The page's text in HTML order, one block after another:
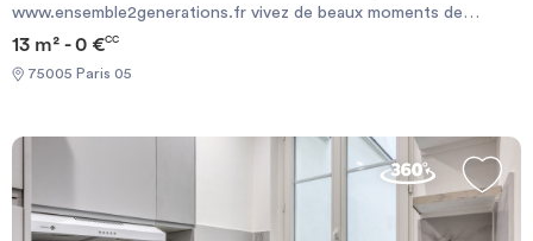
www.ensemble2generations.fr vivez de beaux moments de
partage et d'échange avec une personne senior . Nous vous
proposons un logement à Paris , en échange de présence le soir
et la nuit (1 soirée de libre par semaine et 2 week-ends par mois +
l'association. contactc.garnier@ensemble2generations.fr
13 m² - 0 €CC
75005 Paris 05